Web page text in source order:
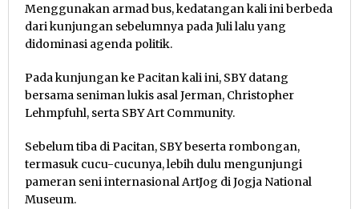
Menggunakan armad bus, kedatangan kali ini berbeda
dari kunjungan sebelumnya pada Juli lalu yang
didominasi agenda politik.
Pada kunjungan ke Pacitan kali ini, SBY datang
bersama seniman lukis asal Jerman, Christopher
Lehmpfuhl, serta SBY Art Community.
Sebelum tiba di Pacitan, SBY beserta rombongan,
termasuk cucu-cucunya, lebih dulu mengunjungi
pameran seni internasional ArtJog di Jogja National
Museum.